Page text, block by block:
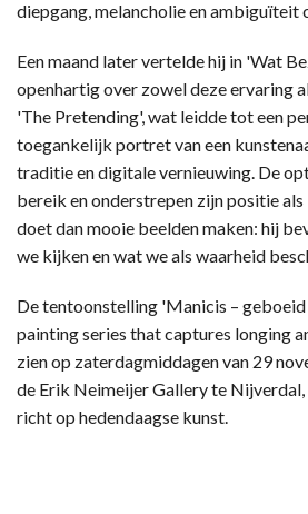
diepgang, melancholie en ambiguïteit
Een maand later vertelde hij in 'Wat
openhartig over zowel deze ervaring
'The Pretending', wat leidde tot een
toegankelijk portret van een
traditie en digitale vernieuwing. De
bereik en onderstrepen zijn positie
doet dan mooie beelden maken: hij
we kijken en wat we als waarheid
De tentoonstelling 'Manicis –
painting series that captures longing
zien op zaterdagmiddagen van 29
de Erik Neimeijer Gallery te Nijverdal,
richt op hedendaagse kunst.